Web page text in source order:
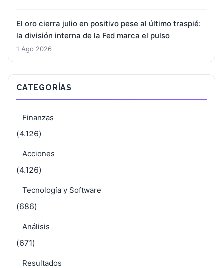
El oro cierra julio en positivo pese al último traspié:
la división interna de la Fed marca el pulso
1 Ago 2026
CATEGORÍAS
Finanzas
(4.126)
Acciones
(4.126)
Tecnología y Software
(686)
Análisis
(671)
Resultados